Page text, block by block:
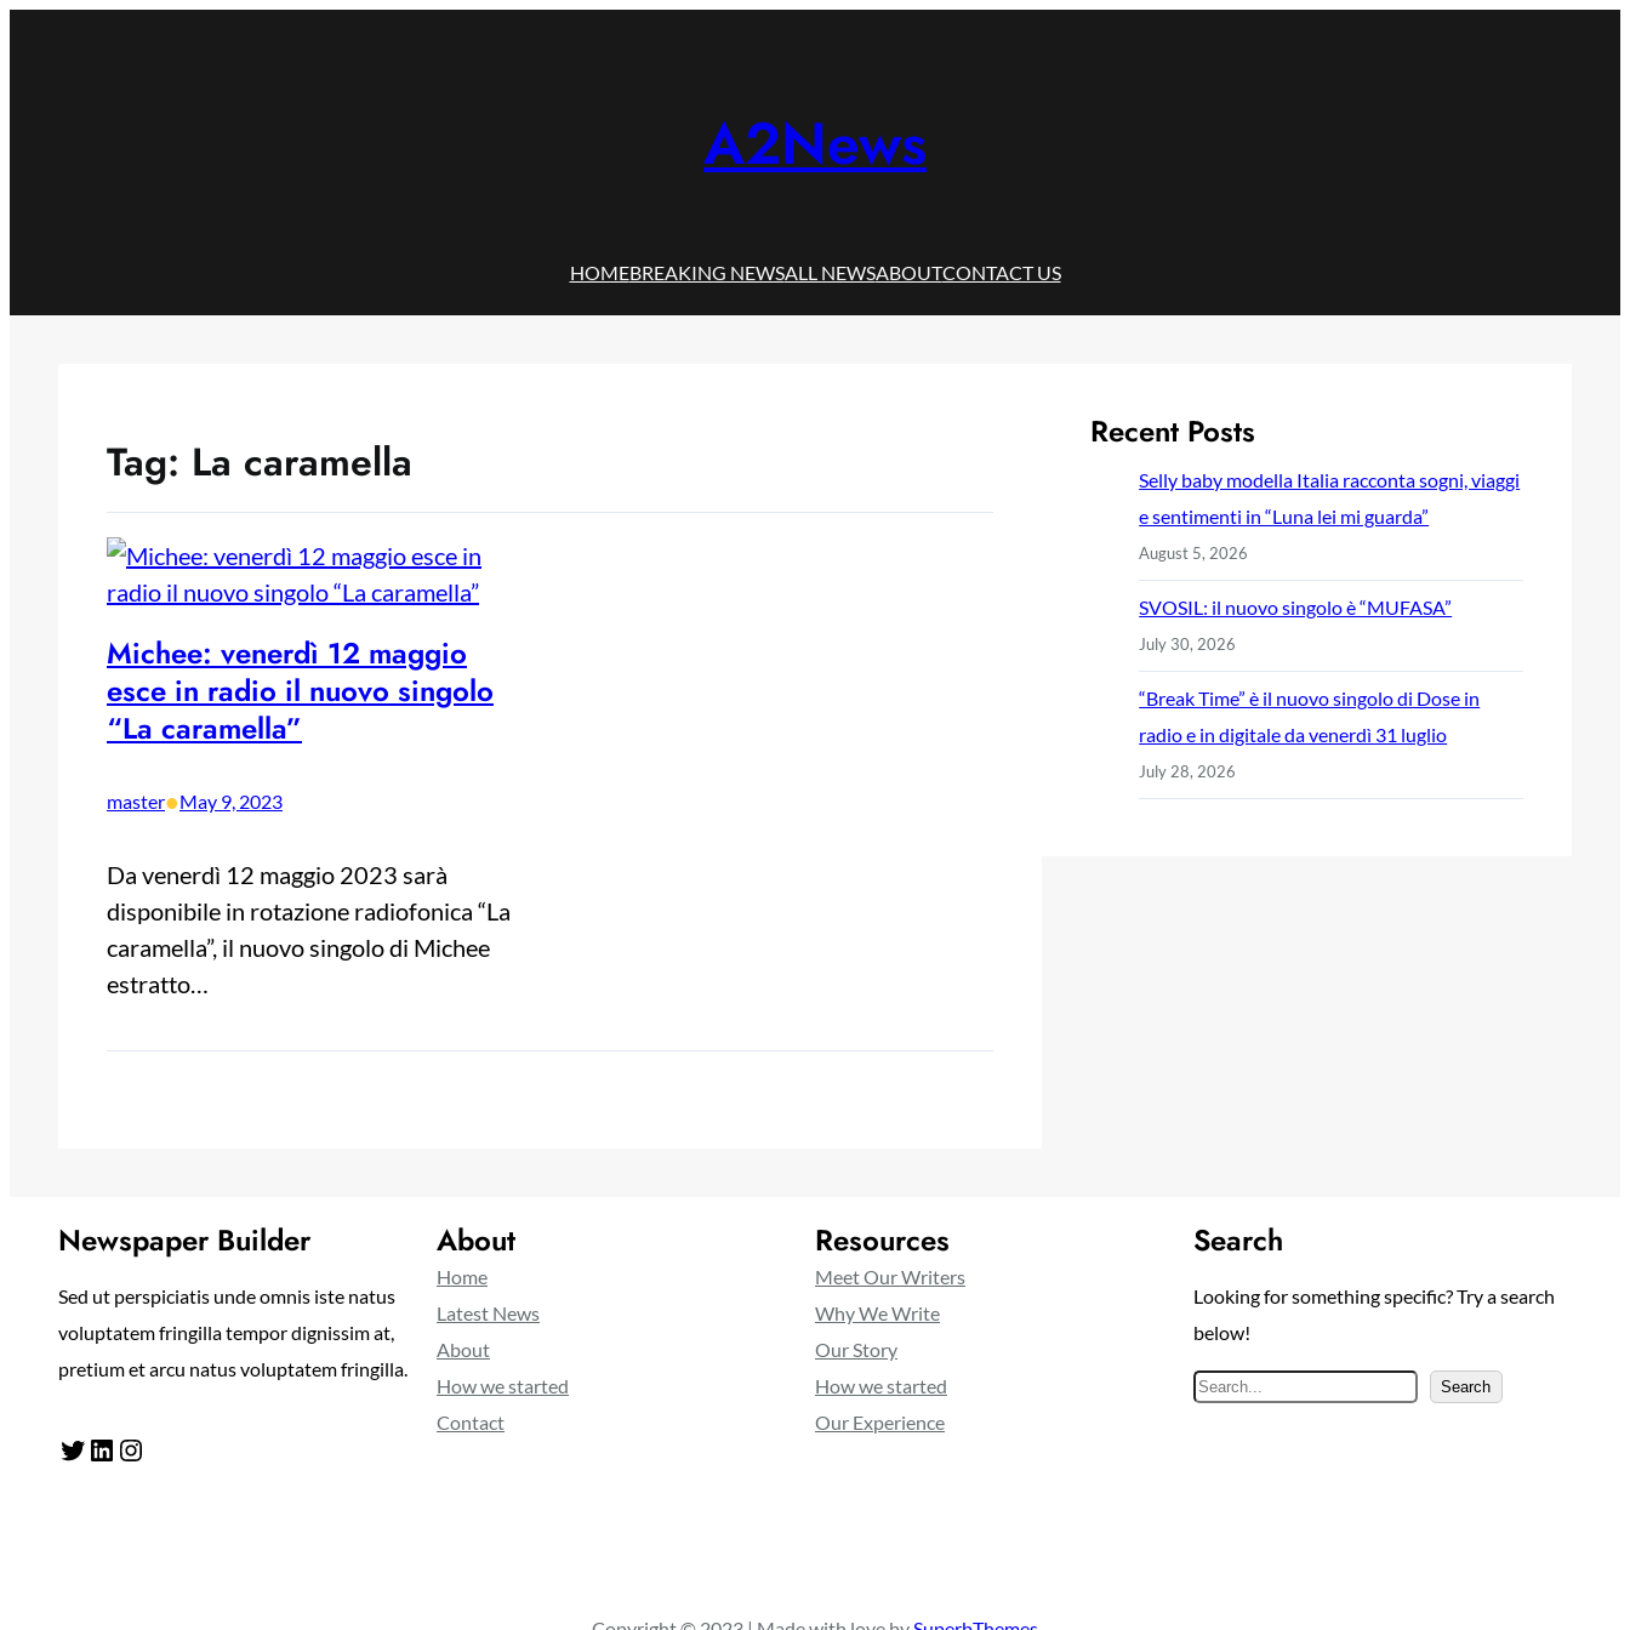
A2News
HOMEBREAKING NEWSALL NEWSABOUTCONTACT US
Tag: La caramella
Michee: venerdì 12 maggio
esce in radio il nuovo singolo
“La caramella”
master•May 9, 2023
Da venerdì 12 maggio 2023 sarà
disponibile in rotazione radiofonica “La
caramella”, il nuovo singolo di Michee
estratto…
Recent Posts
Selly baby modella Italia racconta sogni, viaggi
e sentimenti in “Luna lei mi guarda”
August 5, 2026
SVOSIL: il nuovo singolo è “MUFASA”
July 30, 2026
“Break Time” è il nuovo singolo di Dose in
radio e in digitale da venerdì 31 luglio
July 28, 2026
Newspaper Builder
Sed ut perspiciatis unde omnis iste natus
voluptatem fringilla tempor dignissim at,
pretium et arcu natus voluptatem fringilla.
Twitter LinkedIn Instagram
About
Home
Latest News
About
How we started
Contact
Resources
Meet Our Writers
Why We Write
Our Story
How we started
Our Experience
Search
Looking for something specific? Try a search
below!
S
Search